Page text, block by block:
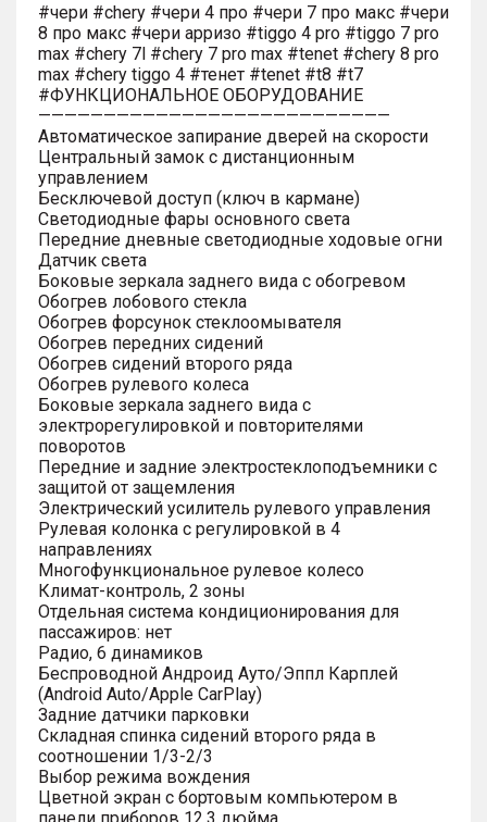
#чери #chery #чери 4 про #чери 7 про макс #чери
8 про макс #чери арризо #tiggo 4 pro #tiggo 7 pro
max #chery 7l #chery 7 pro max #tenet #chery 8 pro
max #chery tiggo 4 #тенет #tenet #t8 #t7
#ФУНКЦИОНАЛЬНОЕ ОБОРУДОВАНИЕ
———————————————————————————
Автоматическое запирание дверей на скорости
Центральный замок с дистанционным
управлением
Бесключевой доступ (ключ в кармане)
Светодиодные фары основного света
Передние дневные светодиодные ходовые огни
Датчик света
Боковые зеркала заднего вида с обогревом
Обогрев лобового стекла
Обогрев форсунок стеклоомывателя
Обогрев передних сидений
Обогрев сидений второго ряда
Обогрев рулевого колеса
Боковые зеркала заднего вида с
электрорегулировкой и повторителями
поворотов
Передние и задние электростеклоподъемники с
защитой от защемления
Электрический усилитель рулевого управления
Рулевая колонка с регулировкой в 4
направлениях
Многофункциональное рулевое колесо
Климат-контроль, 2 зоны
Отдельная система кондиционирования для
пассажиров: нет
Радио, 6 динамиков
Беспроводной Андроид Ауто/Эппл Карплей
(Android Auto/Apple CarPlay)
Задние датчики парковки
Складная спинка сидений второго ряда в
соотношении 1/3-2/3
Выбор режима вождения
Цветной экран с бортовым компьютером в
панели приборов 12.3 дюйма